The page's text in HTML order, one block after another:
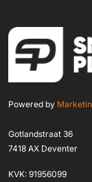
Powered by
Gotlandstraat 36
7418 AX Deventer
KVK: 91956099